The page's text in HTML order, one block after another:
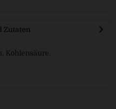
Zutaten
Kohlensäure.